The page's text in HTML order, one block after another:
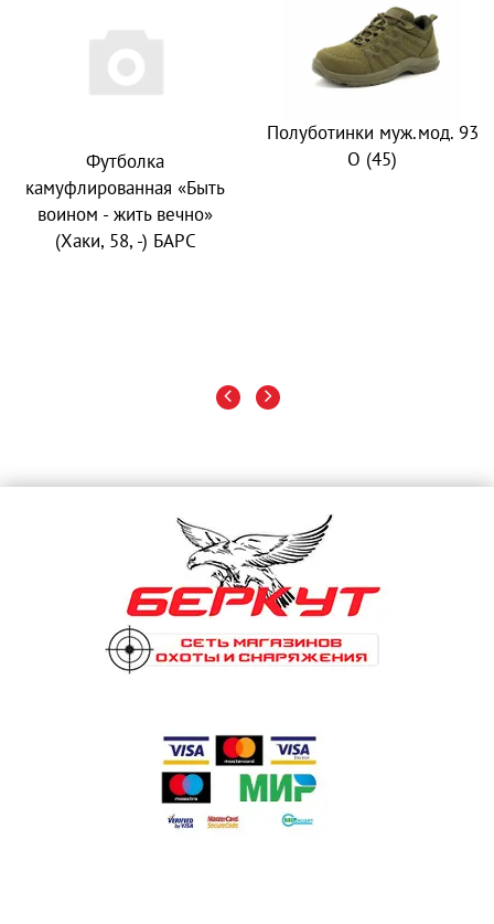
Футболка
камуфлированная «Быть
воином - жить вечно»
(Хаки, 58, -) БАРС
Полуботинки муж.мод. 93
О (45)